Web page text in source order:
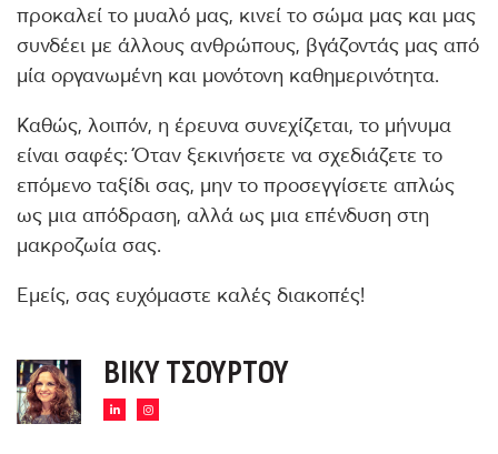
προκαλεί το μυαλό μας, κινεί το σώμα μας και μας
συνδέει με άλλους ανθρώπους, βγάζοντάς μας από
μία οργανωμένη και μονότονη καθημερινότητα.
Καθώς, λοιπόν, η έρευνα συνεχίζεται, το μήνυμα
είναι σαφές: Όταν ξεκινήσετε να σχεδιάζετε το
επόμενο ταξίδι σας, μην το προσεγγίσετε απλώς
ως μια απόδραση, αλλά ως μια επένδυση στη
μακροζωία σας.
Εμείς, σας ευχόμαστε καλές διακοπές!
ΒΊΚΥ ΤΣΟΎΡΤΟΥ